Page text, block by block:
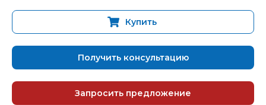
Купить
Получить консультацию
Запросить предложение